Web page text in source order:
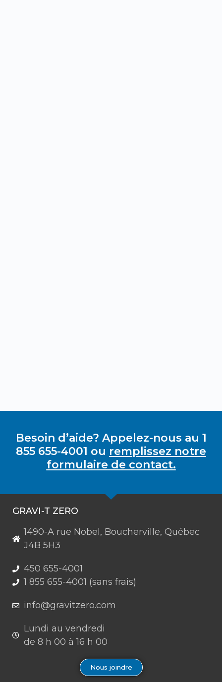
Besoin d’aide? Appelez-nous au 1
855 655-4001 ou remplissez notre
formulaire de contact.
GRAVI-T ZERO
1490-A rue Nobel, Boucherville, Québec
J4B 5H3
450 655-4001
1 855 655-4001 (sans frais)
info@gravitzero.com
Lundi au vendredi
de 8 h 00 à 16 h 00
Nous joindre